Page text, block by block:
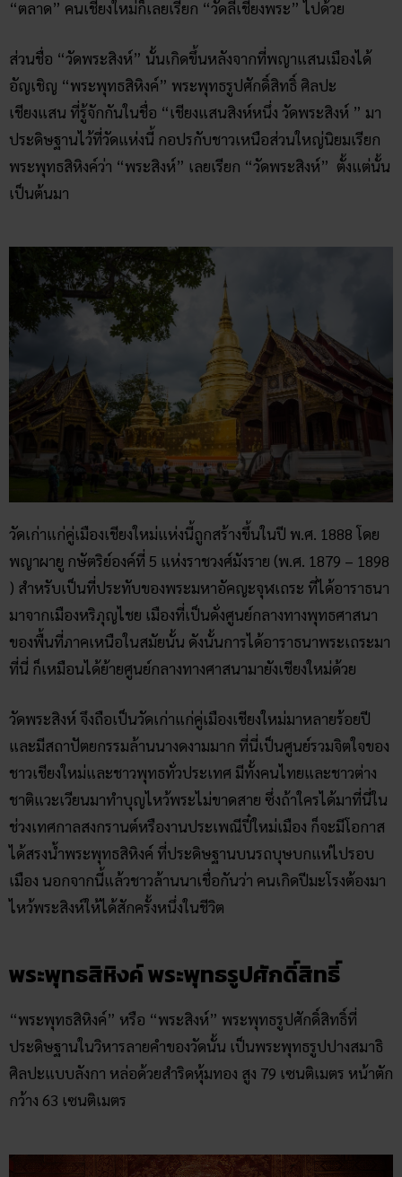
“ตลาด” คนเชียงใหม่ก็เลยเรียก “วัดลีเชียงพระ” ไปด้วย
ส่วนชื่อ “วัดพระสิงห์” นั้นเกิดขึ้นหลังจากที่พญาแสนเมืองได้
อัญเชิญ “พระพุทธสิหิงค์” พระพุทธรูปศักดิ์สิทธิ์ ศิลปะ
เชียงแสน ที่รู้จักกันในชื่อ “เชียงแสนสิงห์หนึ่ง วัดพระสิงห์ ” มา
ประดิษฐานไว้ที่วัดแห่งนี้ กอปรกับชาวเหนือส่วนใหญ่นิยมเรียก
พระพุทธสิหิงค์ว่า “พระสิงห์” เลยเรียก “วัดพระสิงห์” ตั้งแต่นั้น
เป็นต้นมา
วัดเก่าแก่คู่เมืองเชียงใหม่แห่งนี้ถูกสร้างขึ้นในปี พ.ศ. 1888 โดย
พญาผายู กษัตริย์องค์ที่ 5 แห่งราชวงศ์มังราย (พ.ศ. 1879 – 1898
) สำหรับเป็นที่ประทับของพระมหาอัคญะจุฬเถระ ที่ได้อาราธนา
มาจากเมืองหริภุญไชย เมืองที่เป็นดั่งศูนย์กลางทางพุทธศาสนา
ของพื้นที่ภาคเหนือในสมัยนั้น ดังนั้นการได้อาราธนาพระเถระมา
ที่นี่ ก็เหมือนได้ย้ายศูนย์กลางทางศาสนามายังเชียงใหม่ด้วย
วัดพระสิงห์ จึงถือเป็นวัดเก่าแก่คู่เมืองเชียงใหม่มาหลายร้อยปี
และมีสถาปัตยกรรมล้านนางดงามมาก ที่นี่เป็นศูนย์รวมจิตใจของ
ชาวเชียงใหม่และชาวพุทธทั่วประเทศ มีทั้งคนไทยและชาวต่าง
ชาติแวะเวียนมาทำบุญไหว้พระไม่ขาดสาย ซึ่งถ้าใครได้มาที่นี่ใน
ช่วงเทศกาลสงกรานต์หรืองานประเพณีปี๋ใหม่เมือง ก็จะมีโอกาส
ได้สรงน้ำพระพุทธสิหิงค์ ที่ประดิษฐานบนรถบุษบกแห่ไปรอบ
เมือง นอกจากนี้แล้วชาวล้านนาเชื่อกันว่า คนเกิดปีมะโรงต้องมา
ไหว้พระสิงห์ให้ได้สักครั้งหนึ่งในชีวิต
พระพุทธสิหิงค์ พระพุทธรูปศักดิ์สิทธิ์
“พระพุทธสิหิงค์” หรือ “พระสิงห์” พระพุทธรูปศักดิ์สิทธิ์ที่
ประดิษฐานในวิหารลายคำของวัดนั้น เป็นพระพุทธรูปปางสมาธิ
ศิลปะแบบลังกา หล่อด้วยสำริดหุ้มทอง สูง 79 เซนติเมตร หน้าตัก
กว้าง 63 เซนติเมตร